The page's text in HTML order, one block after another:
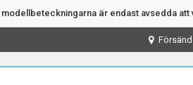
är endast avsedda